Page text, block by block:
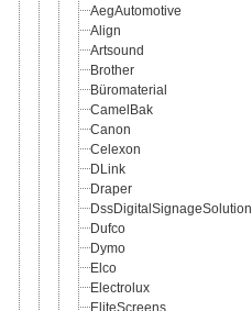
AegAutomotive
Align
Artsound
Brother
Büromaterial
CamelBak
Canon
Celexon
DLink
Draper
DssDigitalSignageSolution
Dufco
Dymo
Elco
Electrolux
EliteScreens